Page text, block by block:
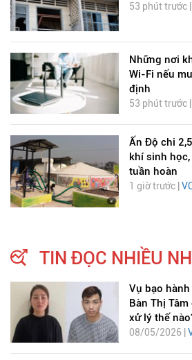
53 phút trước |
Những nơi
Wi-Fi nếu
định
53 phút trước |
Ấn Độ chi
khí sinh
tuần hoàn
1 giờ trước |
TIN ĐỌC NHIỀU
Vụ bạo
Bàn Thị
xử lý thế
08/05/2026 |